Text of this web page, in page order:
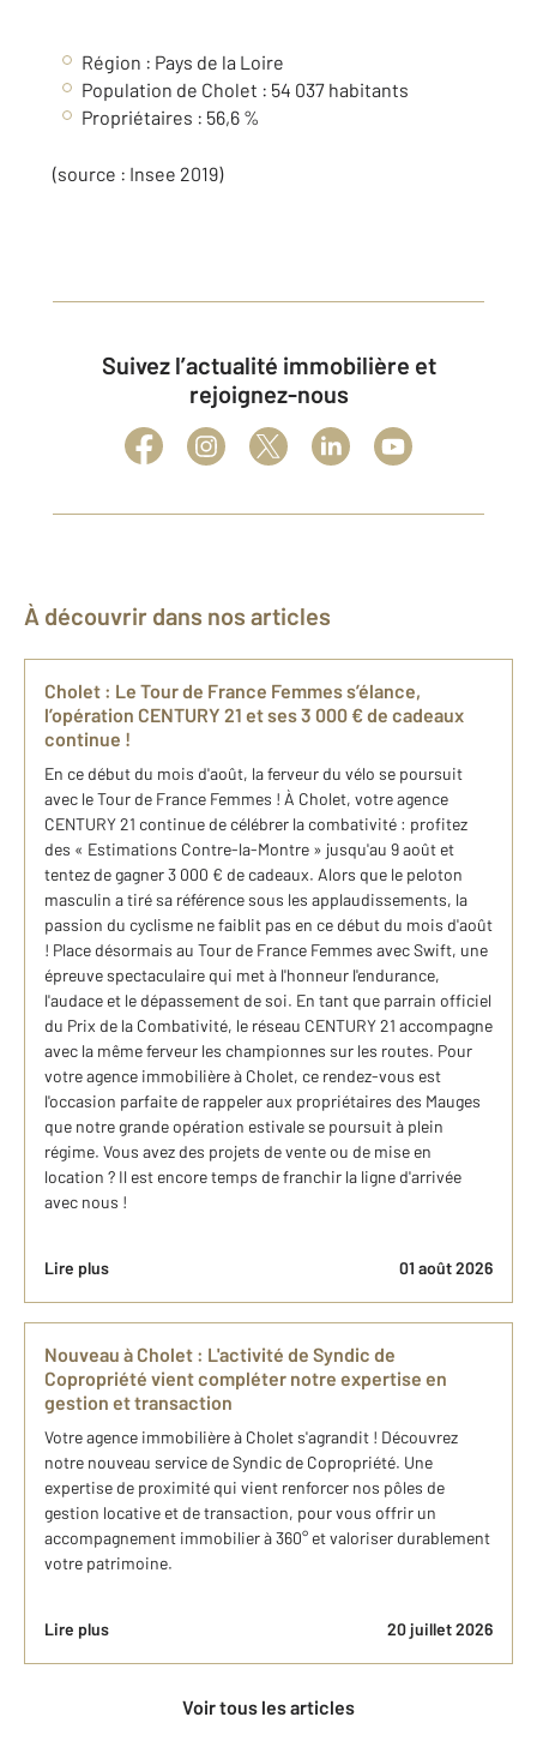
Région : Pays de la Loire
Population de Cholet : 54 037 habitants
Propriétaires : 56,6 %
(source : Insee 2019)
Suivez l’actualité immobilière et
rejoignez-nous
À découvrir dans nos articles
Cholet : Le Tour de France Femmes s’élance,
l’opération CENTURY 21 et ses 3 000 € de cadeaux
continue !
En ce début du mois d'août, la ferveur du vélo se poursuit
avec le Tour de France Femmes ! À Cholet, votre agence
CENTURY 21 continue de célébrer la combativité : profitez
des « Estimations Contre-la-Montre » jusqu'au 9 août et
tentez de gagner 3 000 € de cadeaux. Alors que le peloton
masculin a tiré sa référence sous les applaudissements, la
passion du cyclisme ne faiblit pas en ce début du mois d'août
! Place désormais au Tour de France Femmes avec Swift, une
épreuve spectaculaire qui met à l'honneur l'endurance,
l'audace et le dépassement de soi. En tant que parrain officiel
du Prix de la Combativité, le réseau CENTURY 21 accompagne
avec la même ferveur les championnes sur les routes. Pour
votre agence immobilière à Cholet, ce rendez-vous est
l'occasion parfaite de rappeler aux propriétaires des Mauges
que notre grande opération estivale se poursuit à plein
régime. Vous avez des projets de vente ou de mise en
location ? Il est encore temps de franchir la ligne d'arrivée
avec nous !
Lire plus 01 août 2026
Nouveau à Cholet : L'activité de Syndic de
Copropriété vient compléter notre expertise en
gestion et transaction
Votre agence immobilière à Cholet s'agrandit ! Découvrez
notre nouveau service de Syndic de Copropriété. Une
expertise de proximité qui vient renforcer nos pôles de
gestion locative et de transaction, pour vous offrir un
accompagnement immobilier à 360° et valoriser durablement
votre patrimoine.
Lire plus 20 juillet 2026
Voir tous les articles